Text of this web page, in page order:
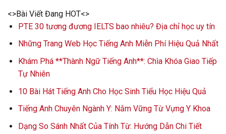
<>Bài Viết Đang HOT<>
PTE 30 tương đương IELTS bao nhiêu? Địa chỉ học uy tín
Những Trang Web Học Tiếng Anh Miễn Phí Hiệu Quả Nhất
Khám Phá **Thành Ngữ Tiếng Anh**: Chìa Khóa Giao Tiếp
Tự Nhiên
10 Bài Hát Tiếng Anh Cho Học Sinh Tiểu Học Hiệu Quả
Tiếng Anh Chuyên Ngành Y: Nắm Vững Từ Vựng Y Khoa
Dạng So Sánh Nhất Của Tính Từ: Hướng Dẫn Chi Tiết